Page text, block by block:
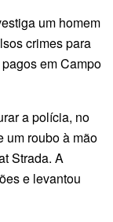
um homem
crimes para
em Campo
a polícia, no
um roubo à mão
Strada. A
e levantou